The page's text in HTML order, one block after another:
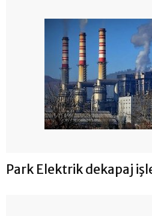
Park Elektrik dekapaj